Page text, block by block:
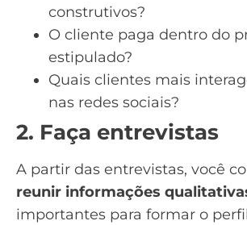
construtivos?
O cliente paga dentro do
estipulado?
Quais clientes mais
nas redes sociais?
2. Faça entrevistas
A partir das entrevistas, você
reunir informações
importantes para formar o